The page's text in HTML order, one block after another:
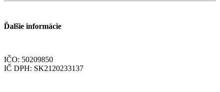
Ďalšie informácie
IČO: 50209850
IČ DPH: SK2120233137